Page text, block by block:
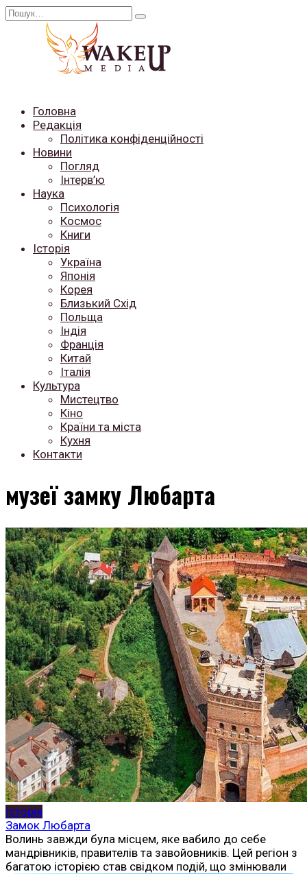
Перейти
Search
Головна
Редакція
Політика конфіденційності
Новини
Погляд
Інтерв’ю
Наука
Психологія
Космос
Книги
Історія
Україна
Японія
Корея
Близький Схід
Польща
Індія
Франція
Китай
Італія
Культура
Мистецтво
Кіно
Країни та міста
Кухня
Контакти
музеї замку Любарта
Історія
Замок Любарта
Волинь завжди була місцем, яке вабило до себе
мандрівників, правителів та завойовників. Цей регіон з
багатою історією став свідком подій, що змінювали